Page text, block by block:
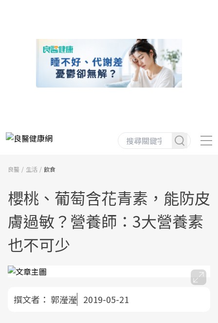
良醫 生活 飲食
櫻桃、葡萄含花青素，能防皮
膚過敏？營養師：3大營養素
也不可少
撰文者： 郭瀅瀅 2019-05-21